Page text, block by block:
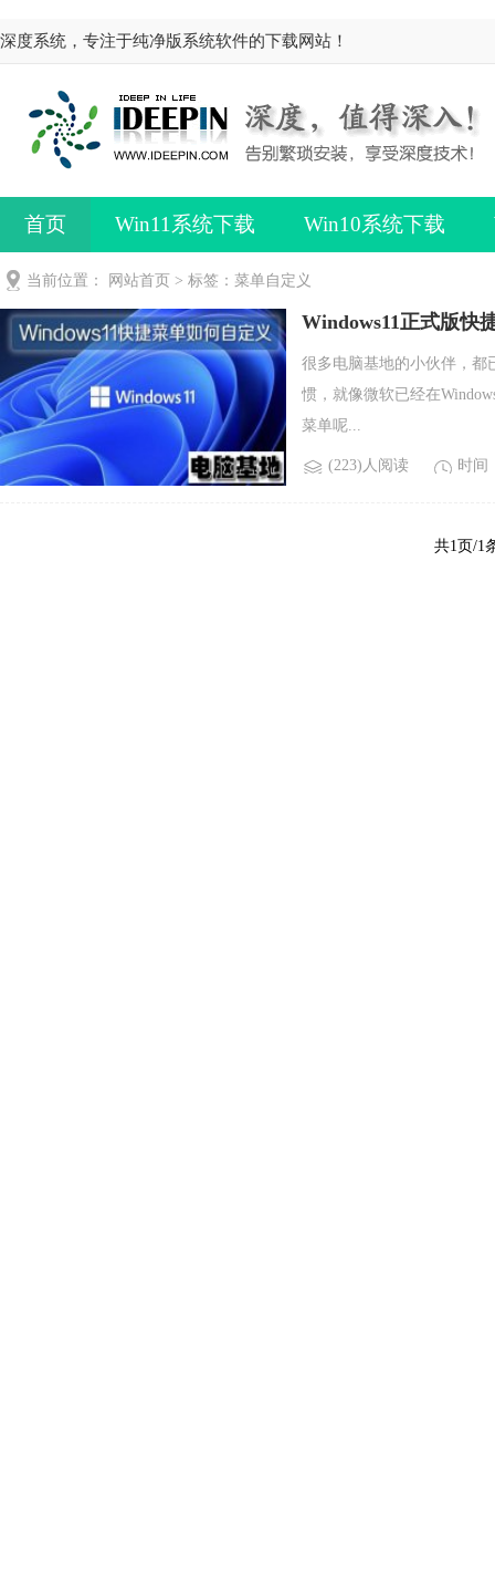
深度系统，专注于纯净版系统软件的下载网站！
首页 Win11系统下载 Win10系统下载
当前位置： 网站首页 > 标签：菜单自定义
Windows11正式版快
很多电脑基地的小伙伴，都
惯，就像微软已经在
菜单呢...
(223)人阅读 时间
共1页/1